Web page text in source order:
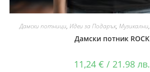
Дамски потници, Идеи за Подарък, Музикални,
Дамски потник ROCK
11,24 € / 21.98 лв.